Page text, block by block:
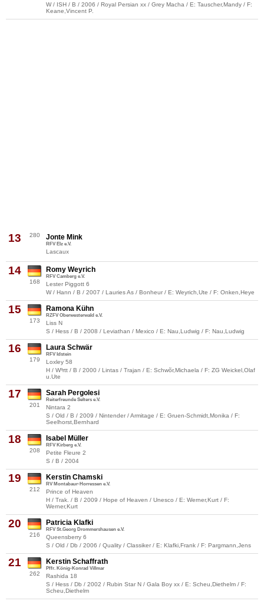
W / ISH / B / 2006 / Royal Persian xx / Grey Macha / E: Tauscher,Mandy / F:
Keane,Vincent P.
13 280 Jonte Mink
RFV Elz e.V.
Lascaux
14
168
Romy Weyrich
RFV Camberg e.V.
Lester Piggott 6
W / Hann / B / 2007 / Lauries As / Bonheur / E: Weyrich,Ute / F: Onken,Heye
15
173
Ramona Kühn
RZFV Oberwesterwald e.V.
Liss N
S / Hess / B / 2008 / Leviathan / Mexico / E: Nau,Ludwig / F: Nau,Ludwig
16
179
Laura Schwär
RFV Idstein
Loxley 58
H / W³rtt / B / 2000 / Lintas / Trajan / E: Schwõr,Michaela / F: ZG Weickel,Olaf
u.Ute
17
201
Sarah Pergolesi
Reiterfreunde Selters e.V.
Nintara 2
S / Old / B / 2009 / Nintender / Armitage / E: Gruen-Schmidt,Monika / F:
Seelhorst,Bernhard
18
208
Isabel Müller
RFV Kirberg e.V.
Petite Fleure 2
S / B / 2004
19
212
Kerstin Chamski
RV Montabaur-Horressen e.V.
Prince of Heaven
H / Trak. / B / 2009 / Hope of Heaven / Unesco / E: Werner,Kurt / F:
Werner,Kurt
20
216
Patricia Klafki
RFV St.Georg Drommershausen e.V.
Queensberry 6
S / Old / Db / 2006 / Quality / Classiker / E: Klafki,Frank / F: Pargmann,Jens
21
262
Kerstin Schaffrath
Pffr. König-Konrad Villmar
Rashida 18
S / Hess / Db / 2002 / Rubin Star N / Gala Boy xx / E: Scheu,Diethelm / F:
Scheu,Diethelm